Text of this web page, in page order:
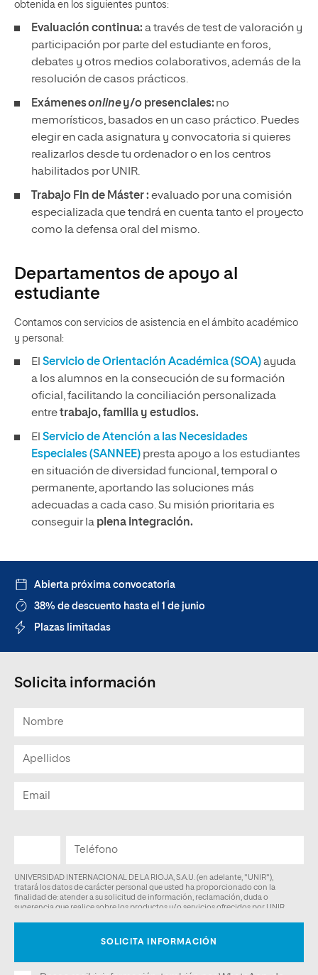
obtenida en los siguientes puntos:
Evaluación continua: a través de test de valoración y
participación por parte del estudiante en foros,
debates y otros medios colaborativos, además de la
resolución de casos prácticos.
Exámenesonliney/o presenciales: no
memorísticos, basados en un caso práctico. Puedes
elegir en cada asignatura y convocatoria si quieres
realizarlos desde tu ordenador o en los centros
habilitados por UNIR.
Trabajo Fin de Máster : evaluado por una comisión
especializada que tendrá en cuenta tanto el proyecto
como la defensa oral del mismo.
Departamentos de apoyo al
estudiante
Contamos con servicios de asistencia en el ámbito académico
y personal:
El Servicio de Orientación Académica (SOA)ayuda
a los alumnos en la consecución de su formación
oficial, facilitando la conciliación personalizada
entretrabajo, familia y estudios.
El Servicio de Atención a las Necesidades
Especiales (SANNEE) presta apoyo a los estudiantes
en situación de diversidad funcional, temporal o
permanente, aportando las soluciones más
adecuadas a cada caso. Su misión prioritaria es
conseguir la plena integración.
Abierta próxima convocatoria
38% de descuento hasta el 1 de junio
Plazas limitadas
Solicita información